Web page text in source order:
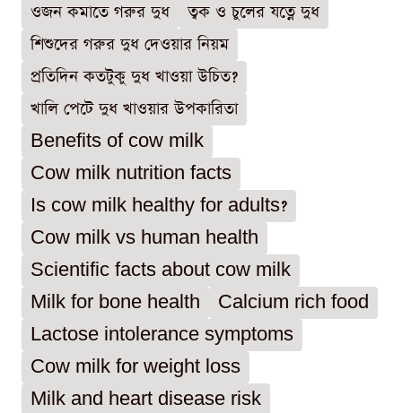
ওজন কমাতে গরুর দুধ
ত্বক ও চুলের যত্নে দুধ
শিশুদের গরুর দুধ দেওয়ার নিয়ম
প্রতিদিন কতটুকু দুধ খাওয়া উচিত?
খালি পেটে দুধ খাওয়ার উপকারিতা
Benefits of cow milk
Cow milk nutrition facts
Is cow milk healthy for adults?
Cow milk vs human health
Scientific facts about cow milk
Milk for bone health
Calcium rich food
Lactose intolerance symptoms
Cow milk for weight loss
Milk and heart disease risk